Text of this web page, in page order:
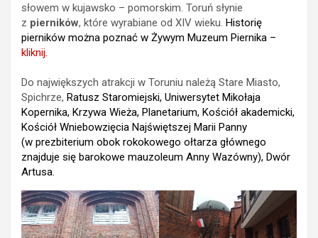
słowem w kujawsko – pomorskim. Toruń słynie
z pierników, które wyrabiane od XIV wieku. Historię
pierników można poznać w Żywym Muzeum Piernika –
kliknij.
Do największych atrakcji w Toruniu należą Stare Miasto,
Spichrze, Ratusz Staromiejski, Uniwersytet Mikołaja
Kopernika, Krzywa Wieża, Planetarium, Kościół akademicki,
Kościół Wniebowzięcia Najświętszej Marii Panny
(w prezbiterium obok rokokowego ołtarza głównego
znajduje się barokowe mauzoleum Anny Wazówny), Dwór
Artusa.